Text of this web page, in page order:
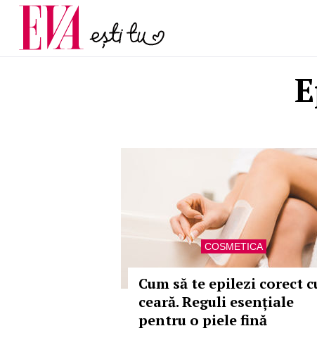
COSMETICA
Cum să te epilezi corect
ceară. Reguli esențiale
pentru o piele fină
Carieră
Actualitate